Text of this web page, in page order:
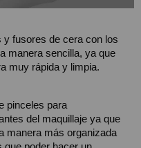
fusores de cera con los
manera sencilla, ya que
muy rápida y limpia.
pinceles para
del maquillaje ya que
manera más organizada